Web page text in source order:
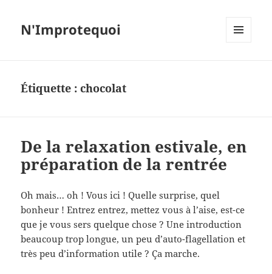
N'Improtequoi
Étiquette :chocolat
De la relaxation estivale, en
préparation de la rentrée
Oh mais… oh ! Vous ici ! Quelle surprise, quel
bonheur ! Entrez entrez, mettez vous à l’aise, est-ce
que je vous sers quelque chose ? Une introduction
beaucoup trop longue, un peu d’auto-flagellation et
très peu d’information utile ? Ça marche.